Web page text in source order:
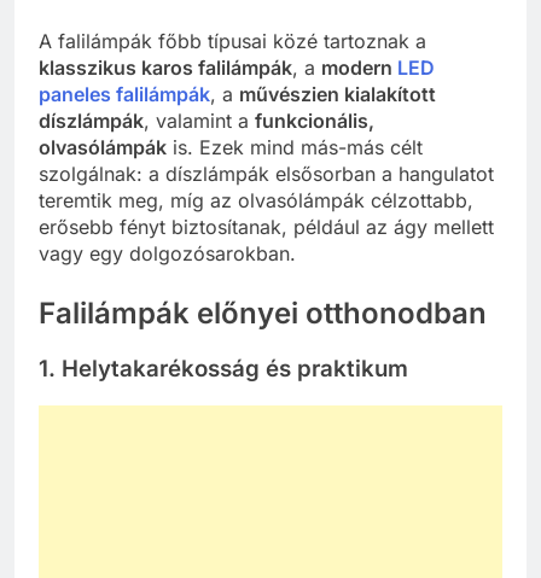
A falilámpák főbb típusai közé tartoznak a
klasszikus karos falilámpák, a modern LED
paneles falilámpák, a művészien kialakított
díszlámpák, valamint a funkcionális,
olvasólámpák is. Ezek mind más-más célt
szolgálnak: a díszlámpák elsősorban a hangulatot
teremtik meg, míg az olvasólámpák célzottabb,
erősebb fényt biztosítanak, például az ágy mellett
vagy egy dolgozósarokban.
Falilámpák előnyei otthonodban
1. Helytakarékosság és praktikum